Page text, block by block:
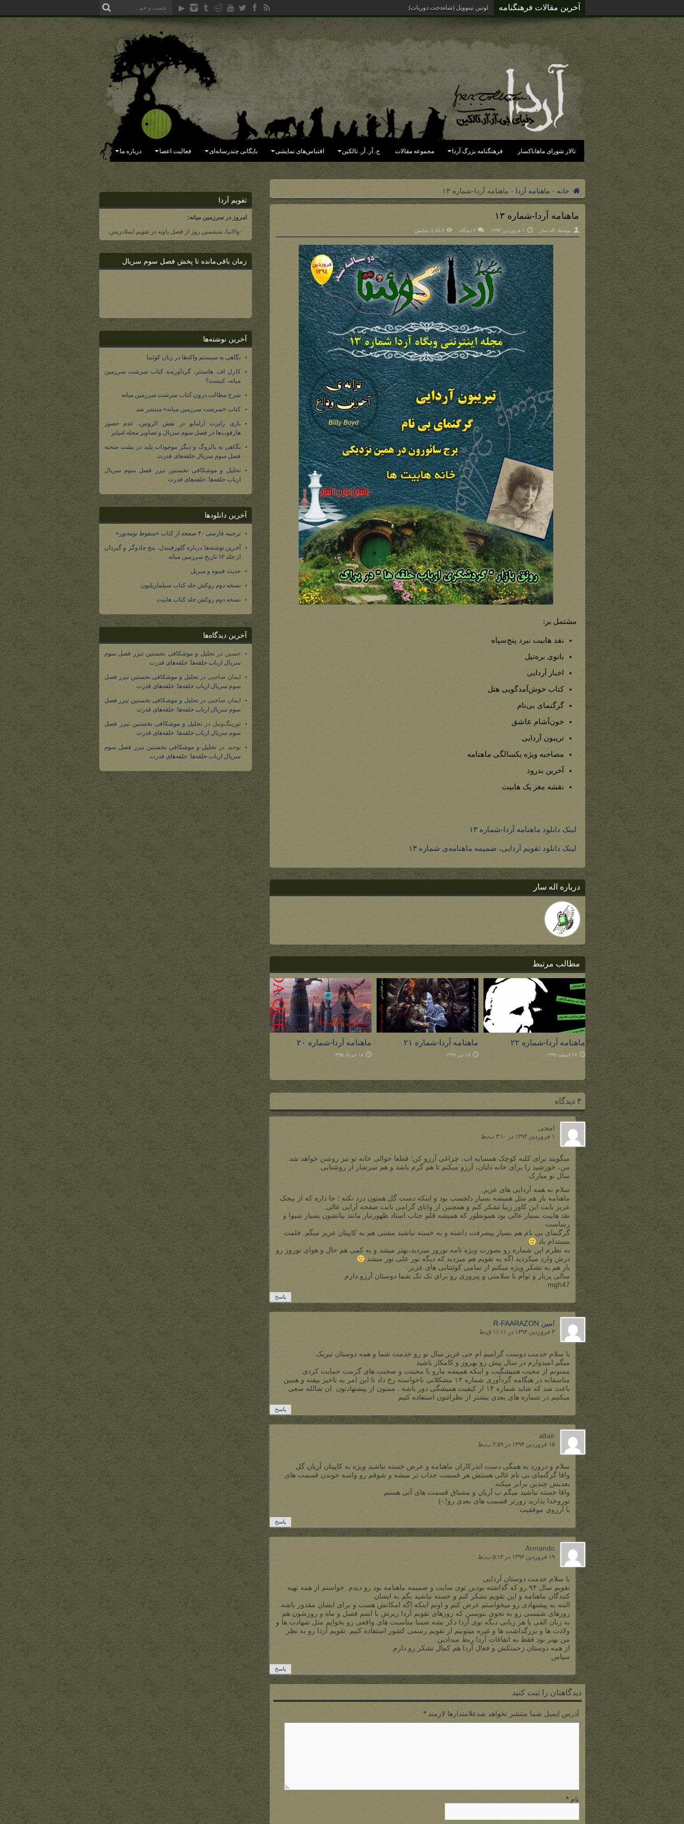
آخرین مقالات فرهنگنامه آردای گزند دیده (جهان فاسد شده
تالار شورای ماهاناکسار فرهنگنامه بزرگ آردا مجموعه مقالات ج. آر. آر. تالکین اقتباس‌های نمایشی بایگانی چندرسانه‌ای فعالیت اعضا درباره ما
خانه - ماهنامه آردا - ماهنامه آردا-شماره ۱۳
ماهنامه آردا-شماره ۱۳
توسط: اله سار ۱ فروردین ۱۳۹۴ ۴ دیدگاه 1,413 نمایش
مشتمل بر:
نقد هابیت نبرد پنج‌سپاه
بانوی بره‌تیل
اخبار آردایی
کتاب خوش‌آمدگویی هتل
گرگنمای بی‌نام
خون‌آشام عاشق
تریبون آردایی
مصاحبه ویژه یکسالگی ماهنامه
آخرین بدرود
نقشه مغز یک هابیت
لینک دانلود ماهنامه آردا-شماره ۱۳
لینک دانلود تقویم آردایی، ضمیمه ماهنامه‌ی شماره ۱۳
درباره اله سار
مطالب مرتبط
ماهنامه آردا-شماره ۲۲
۲۷ اسفند ۱۳۹۶
ماهنامه آردا-شماره ۲۱
۱۸ تیر ۱۳۹۶
ماهنامه آردا-شماره ۲۰
۱۸ خرداد ۱۳۹۵
۴ دیدگاه
امجی
۱ فروردین ۱۳۹۴ در ۳:۱۰ ب٫ظ
میگویند برای کلبه کوچک همسایه ات، چراغی آرزو کن؛ قطعا حوالی خانه تو نیز روشن خواهد شد.
من، خورشید را برای خانه دلتان، آرزو میکنم تا هم گرم باشد و هم سرشار از روشنایی.
سال نو مبارک.
سلام به همه آردایی های عزیز.
ماهنامه باز هم مثل همیشه بسیار دلچسب بود و اینکه دست گل همتون درد نکنه ؛ جا داره که از پیجک
عزیز بابت این کاور زیبا تشکر کنم و همچنین از وانای گرامی بابت صفحه آرایی عالی.
نقد هابیت بسیار عالی بود همونطور که همیشه قلم جناب استاد ظهورتبار مانند بیانشون بسیار شیوا و
رساست .
گرگنمای بی نام هم بسیار پیشرفت داشته و یه خسته نباشید مشتی هم به کاپیتان عزیز میگم. قلمت
مستدام باد
به نظرم این شماره رو بصورت ویژه نامه نوروز میزدید،بهتر میشد و یه کمی هم حال و هوای نوروز رو
درش وارد میکردید اگه یه تقویم هم میزدید که دیگه نور علی نور میشد
باز هم یه تشکر ویژه میکنم از تمامی کوئنتایی های عزیز.
سالی پربار و توأم با سلامتی و پیروزی رو برای تک تک شما دوستان آرزو دارم.
mgh47
پاسخ
امین R-FAARAZON
۳ فروردین ۱۳۹۴ در ۱۱:۱۱ ق٫ظ
با سلام خدمت دوست گرامیم ام جی عزیز.سال نو رو خدمت شما و همه دوستان تبریک
میگم.امیدوارم در سال پیش رو بهروز و کامکار باشید
ممنونم از محبت همیشگیت و اینکه همیشه مارو با محبتت و صحبت های گرمت حمایت کردی
متاسفانه در هنگامه گردآوری شماره ۱۳ مشکلاتی ناخواسته رخ داد تا این امر به تاخیر بیفته و همین
باعث شد که شاید شماره ۱۳ از کیفیت همیشگی دور باشه . ممنون از پیشنهادتون .ان شالله سعی
میکنیم در شماره های بعدی بیشتر از نظراتتون استفاده کنیم
پاسخ
altair
۱۵ فروردین ۱۳۹۴ در ۲:۵۹ ب٫ظ
سلام و درورد به همگی دست اندرکاران ماهنامه و عرض خسته نباشید ویژه به کاپیتان آریان گل
واقا گرگنمای بی نام عالی هستش هر قسمت جذاب تر میشه و شوقم رو واسه خوندن قسمت های
بعدیش چندین برابر میکنه.
واقا خسته نباشید میگم ب آریان و مشتاق قسمت های آتی هستم
توروخدا بذارید زوزتر قسمت های بعدی رو!:-)
با آرزوی موفقیت
پاسخ
Armando
۱۹ فروردین ۱۳۹۴ در ۵:۱۲ ب٫ظ
با سلام خدمت دوستان آردایی
تقویم سال ۹۴ رو که گذاشته بودین توی سایت و ضمیمه ماهنامه بود رو دیدم. خواستم از همه تهیه
کنندگان ماهنامه و این تقویم تشکر کنم و خسته نباشید بگم به ایشان.
البته یه پیشنهادی رو میخواستم عرض کنم و اونم اینکه اگه امکانش هست و برای ایشان مقدور باشه
روزهای شمسی رو به نحوی بنویسن که روزهای تقویم آردا زیرش با اسم فصل و ماه و روزشون هم
به زبان الفی یا هر زبانی دیگه توی آردا ذکر بشه.ضمنا مناسبت های واقعی رو بخوایم مثل شهادت ها و
ولادت ها و بزرگداشت ها و غیره میتونیم از تقویم رسمی کشور استفاده کنیم. تقویم آردا رو به نظر
من بهتر بود فقط به اتفاقات آردا ربط میدادین.
از همه دوستان زحمتکش و فعال آردا هم کمال تشکر رو دارم
سپاس
پاسخ
دیدگاهتان را ثبت کنید
آدرس ایمیل شما منتشر نخواهد شدعلامتدارها لازمند*
نام *
تقویم آردا
امروز در سرزمین میانه:
-والانیا، ششمین روز از فصل یاویه در تقویم ایملادریس.
زمان باقی‌مانده تا پخش فصل سوم سریال
آخرین نوشته‌ها
نگاهی به سیستم واکه‌ها در زبان کوئنیا
کارل اف. هاستتر، گردآورنده کتاب سرشت سرزمین
میانه، کیست؟
شرح مطالب درون کتاب سرشت سرزمین میانه
کتاب «سرشت سرزمین میانه» منتشر شد
بازی رابرت آرامایو در نقش الروس، عدم حضور
هارفوت‌ها در فصل سوم سریال و تصاویر مجله امپایر
نگاهی به بالروگ و دیگر موجودات پلید در پشت صحنه
فصل سوم سریال حلقه‌های قدرت
تحلیل و موشکافی نخستین تیزر فصل سوم سریال
ارباب حلقه‌ها: حلقه‌های قدرت
آخرین دانلودها
ترجمه فارسی ۴۰ صفحه از کتاب «سقوط نومه‌نور»
آخرین نوشته‌ها درباره گلورفیندل، پنج جادوگر و گیردان
از جلد ۱۲ تاریخ سرزمین میانه
حدیث فینوه و میریل
نسخه دوم روکش جلد کتاب سیلماریلیون
نسخه دوم روکش جلد کتاب هابیت
آخرین دیدگاه‌ها
حسین درتحلیل و موشکافی نخستین تیزر فصل سوم
سریال ارباب حلقه‌ها: حلقه‌های قدرت
ایمان صاحبی درتحلیل و موشکافی نخستین تیزر فصل
سوم سریال ارباب حلقه‌ها: حلقه‌های قدرت
ایمان صاحبی درتحلیل و موشکافی نخستین تیزر فصل
سوم سریال ارباب حلقه‌ها: حلقه‌های قدرت
تورینگ‌وتیل درتحلیل و موشکافی نخستین تیزر فصل
سوم سریال ارباب حلقه‌ها: حلقه‌های قدرت
توحید در تحلیل و موشکافی نخستین تیزر فصل سوم
سریال ارباب حلقه‌ها: حلقه‌های قدرت